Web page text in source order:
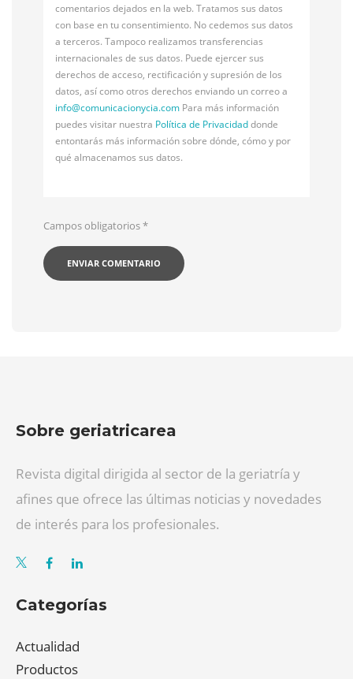
comentarios dejados en la web. Tratamos sus datos
con base en tu consentimiento. No cedemos sus datos
a terceros. Tampoco realizamos transferencias
internacionales de sus datos. Puede ejercer sus
derechos de acceso, rectificación y supresión de los
datos, así como otros derechos enviando un correo a
info@comunicacionycia.com Para más información
puedes visitar nuestra Política de Privacidaddonde
entontarás más información sobre dónde, cómo y por
qué almacenamos sus datos.
Campos obligatorios*
Sobre geriatricarea
Revista digital dirigida al sector de la geriatría y
afines que ofrece las últimas noticias y novedades
de interés para los profesionales.
Categorías
Actualidad
Productos